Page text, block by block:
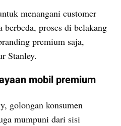
menangani customer
berbeda, proses di belakang
premium saja,
Stanley.
mobil premium
golongan konsumen
mumpuni dari sisi